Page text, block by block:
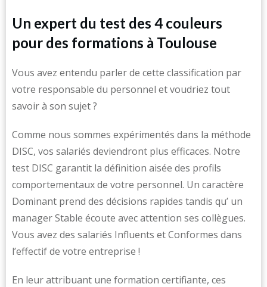
Un expert du test des 4 couleurs
pour des formations à Toulouse
Vous avez entendu parler de cette classification par
votre responsable du personnel et voudriez tout
savoir à son sujet ?
Comme nous sommes expérimentés dans la méthode
DISC, vos salariés deviendront plus efficaces. Notre
test DISC garantit la définition aisée des profils
comportementaux de votre personnel. Un caractère
Dominant prend des décisions rapides tandis qu’ un
manager Stable écoute avec attention ses collègues.
Vous avez des salariés Influents et Conformes dans
l’effectif de votre entreprise !
En leur attribuant une formation certifiante, ces